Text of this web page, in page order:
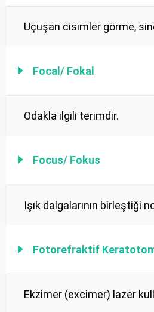
Uçuşan cisimler görme,
Focal/ Fokal
Odakla ilgili terimdir.
Focus/ Fokus
Işık dalgalarının birleştiği
Fotorefraktif
Ekzimer (excimer) lazer